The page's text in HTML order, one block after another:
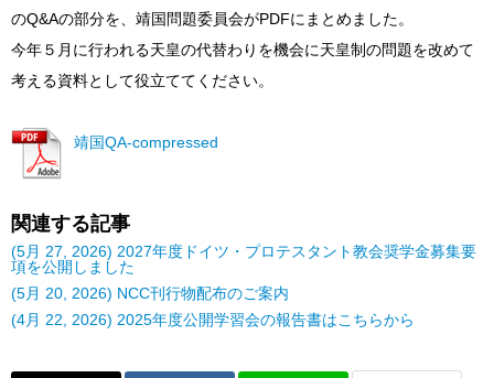
のQ&Aの部分を、靖国問題委員会がPDFにまとめました。
今年５月に行われる天皇の代替わりを機会に天皇制の問題を改めて
考える資料として役立ててください。
靖国QA-compressed
関連する記事
(5月 27, 2026) 2027年度ドイツ・プロテスタント教会奨学金募集要
項を公開しました
(5月 20, 2026) NCC刊行物配布のご案内
(4月 22, 2026) 2025年度公開学習会の報告書はこちらから